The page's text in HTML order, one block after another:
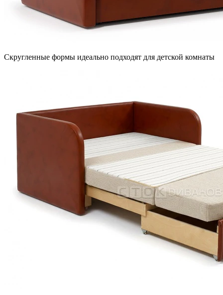
Скругленные формы идеально подходят для детской комнаты